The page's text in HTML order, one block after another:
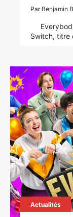
Par Benjamin
Switch, titre
Actualités